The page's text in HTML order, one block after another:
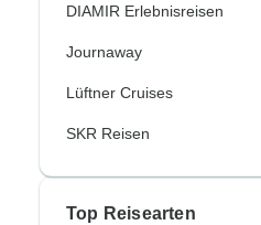
DIAMIR Erlebnisreisen
Journaway
Lüftner Cruises
SKR Reisen
Top Reisearten